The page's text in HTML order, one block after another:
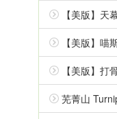
【美版】天
【美版】喵
【美版】打骨
芜菁山